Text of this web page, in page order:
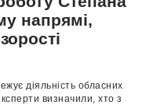
напрямі,
діяльність обласних
визначили, хто з